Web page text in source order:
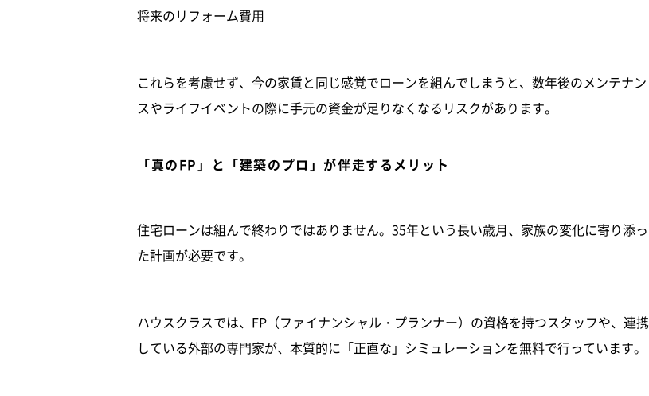
将来のリフォーム費用
これらを考慮せず、今の家賃と同じ感覚でローンを組んでしまうと、数年後のメンテナン
スやライフイベントの際に手元の資金が足りなくなるリスクがあります。
「真のFP」と「建築のプロ」が伴走するメリット
住宅ローンは組んで終わりではありません。35年という長い歳月、家族の変化に寄り添っ
た計画が必要です。
ハウスクラスでは、FP（ファイナンシャル・プランナー）の資格を持つスタッフや、連携
している外部の専門家が、本質的に「正直な」シミュレーションを無料で行っています。